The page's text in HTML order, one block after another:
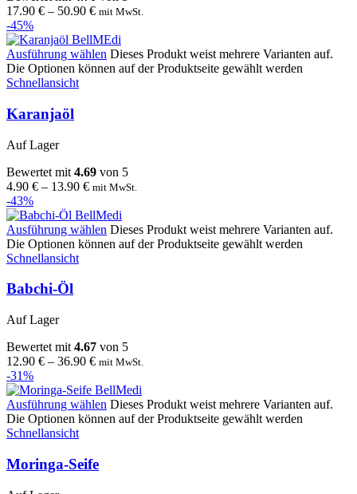
17.90 € – 50.90 € mit MwSt.
-45%
Ausführung wählen Dieses Produkt weist mehrere Varianten auf.
Die Optionen können auf der Produktseite gewählt werden
Schnellansicht
Karanjaöl
Auf Lager
Bewertet mit 4.69 von 5
4.90 € – 13.90 € mit MwSt.
-43%
Ausführung wählen Dieses Produkt weist mehrere Varianten auf.
Die Optionen können auf der Produktseite gewählt werden
Schnellansicht
Babchi-Öl
Auf Lager
Bewertet mit 4.67 von 5
12.90 € – 36.90 € mit MwSt.
-31%
Ausführung wählen Dieses Produkt weist mehrere Varianten auf.
Die Optionen können auf der Produktseite gewählt werden
Schnellansicht
Moringa-Seife